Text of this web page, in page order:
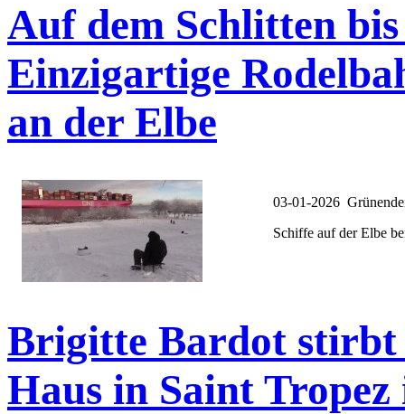
Auf dem Schlitten
Einzigartige
an der Elbe
03-01-2026
Schiffe auf der Elbe
Brigitte Bardot
Haus in Saint